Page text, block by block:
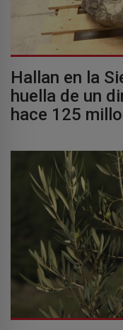
Hallan en la
huella de un
hace 125